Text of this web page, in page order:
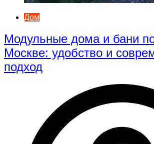
Дом
Модульные дома и бани
Москве: удобство и
подход